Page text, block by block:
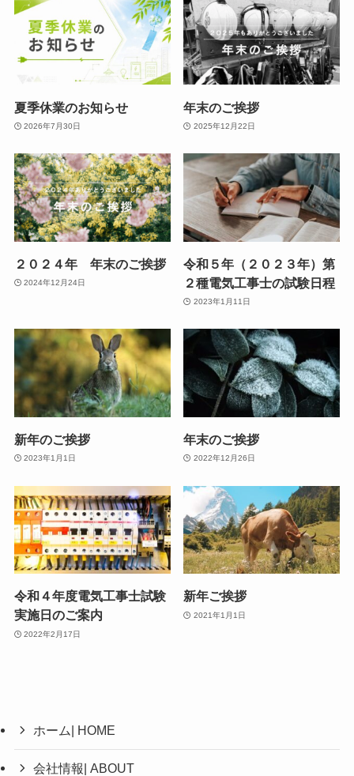
夏季休業のお知らせ
2026年7月30日
年末のご挨拶
2025年12月22日
２０２４年 年末のご挨拶
2024年12月24日
令和５年（２０２３年）第
２種電気工事士の試験日程
2023年1月11日
新年のご挨拶
2023年1月1日
年末のご挨拶
2022年12月26日
令和４年度電気工事士試験
実施日のご案内
2022年2月17日
新年ご挨拶
2021年1月1日
ホーム| HOME
会社情報| ABOUT